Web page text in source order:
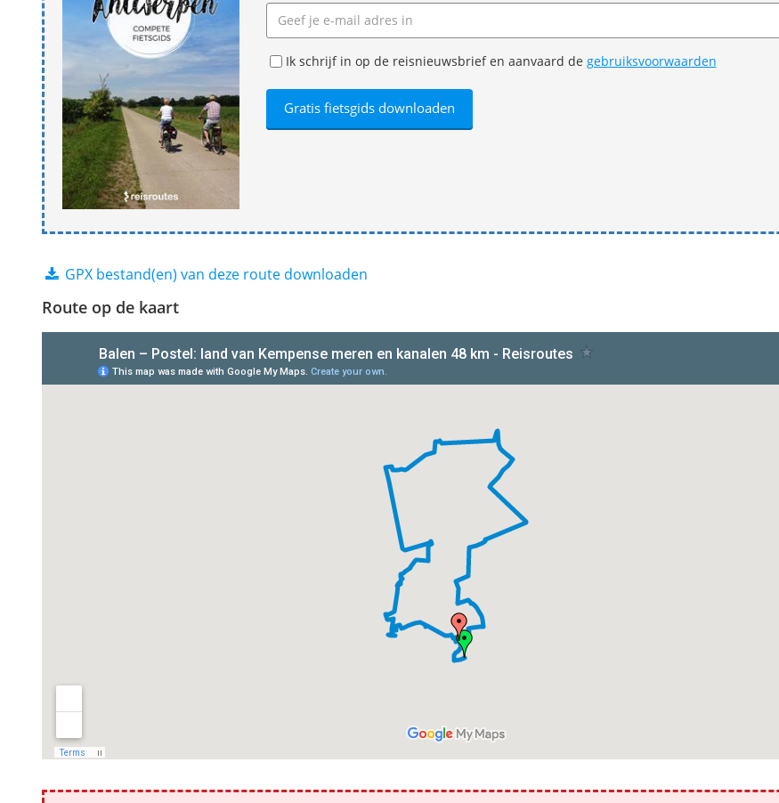
Ik schrijf in op de reisnieuwsbrief en aanvaard de gebruiksvoorwaarden
GPX bestand(en) van deze route downloaden
Route op de kaart